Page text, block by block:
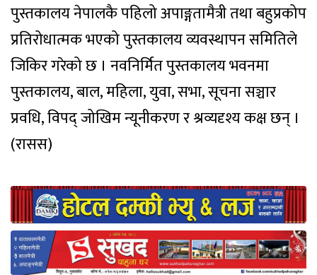
पुस्तकालय नेपालकै पहिलो अपाङ्गतामैत्री तथा बहुप्रकोप
प्रतिरोधात्मक भएको पुस्तकालय व्यवस्थापन समितिले
जिकिर गरेको छ । नवनिर्मित पुस्तकालय भवनमा
पुस्तकालय, बाल, महिला, युवा, सभा, सूचना सञ्चार
प्रवधि, विपद् जोखिम न्यूनीकरण र श्रव्यदृश्य कक्ष छन् ।
(रासस)